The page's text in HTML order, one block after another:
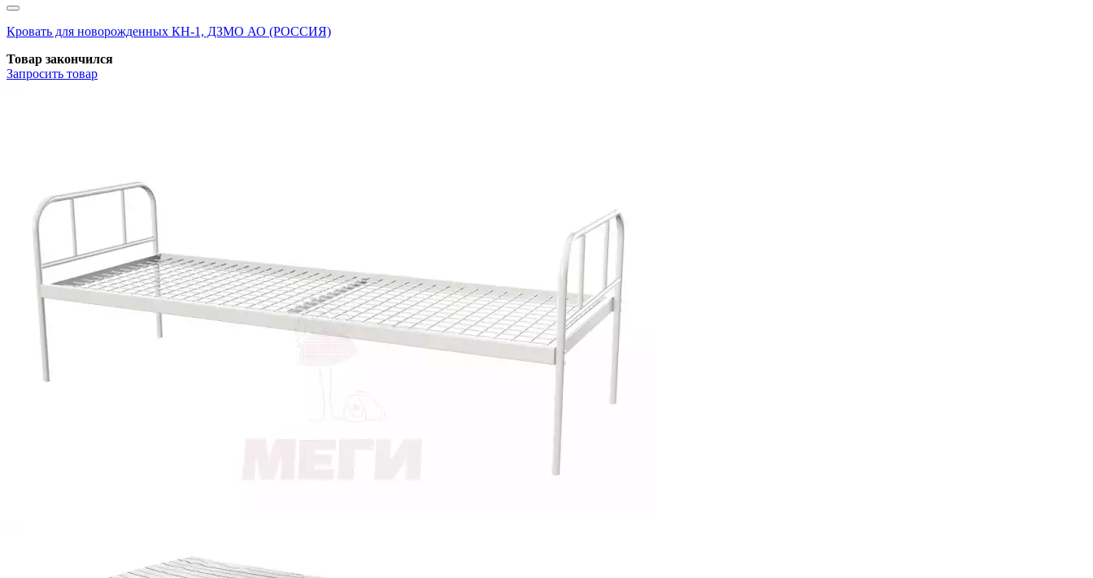
Кровать для новорожденных КН-1, ДЗМО АО (РОССИЯ)
Товар закончился
Запросить товар